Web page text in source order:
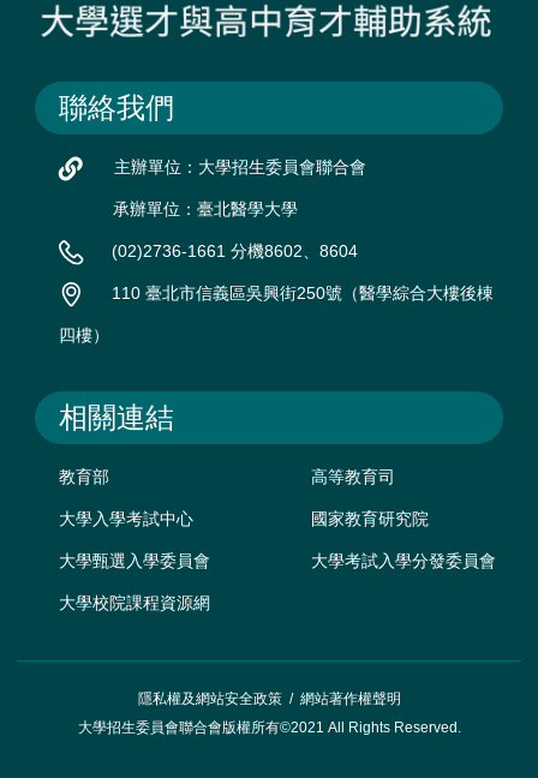
聯絡我們
主辦單位：大學招生委員會聯合會
承辦單位：臺北醫學大學
(02)2736-1661 分機8602、8604
110 臺北市信義區吳興街250號（醫學綜合大樓後棟
四樓）
相關連結
教育部 高等教育司
大學入學考試中心 國家教育研究院
大學甄選入學委員會 大學考試入學分發委員會
大學校院課程資源網
隱私權及網站安全政策/ 網站著作權聲明
大學招生委員會聯合會版權所有©2021 All Rights Reserved.